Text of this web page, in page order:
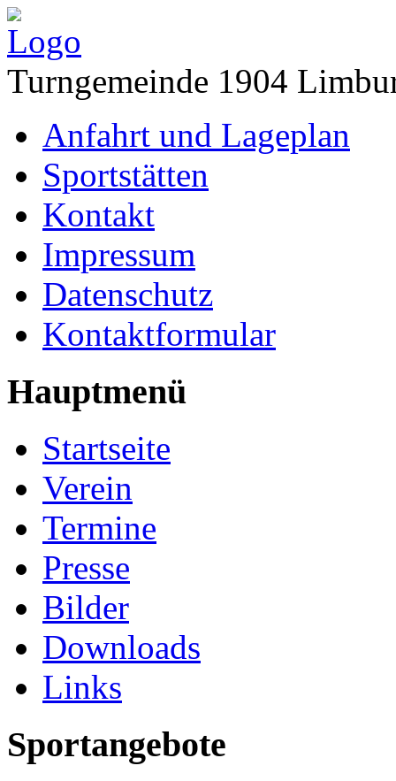
Turngemeinde 1904
Anfahrt und Lageplan
Sportstätten
Kontakt
Impressum
Datenschutz
Kontaktformular
Hauptmenü
Startseite
Verein
Termine
Presse
Bilder
Downloads
Links
Sportangebote